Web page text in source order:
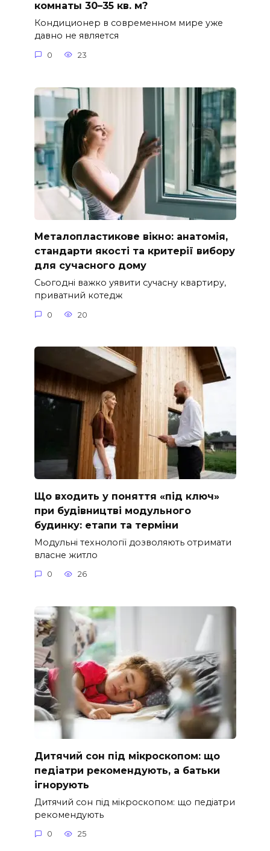
комнаты 30–35 кв. м?
Кондиционер в современном мире уже
давно не является
0 23
Металопластикове вікно: анатомія,
стандарти якості та критерії вибору
для сучасного дому
Сьогодні важко уявити сучасну квартиру,
приватний котедж
0 20
Що входить у поняття «під ключ»
при будівництві модульного
будинку: етапи та терміни
Модульні технології дозволяють отримати
власне житло
0 26
Дитячий сон під мікроскопом: що
педіатри рекомендують, а батьки
ігнорують
Дитячий сон під мікроскопом: що педіатри
рекомендують
0 25